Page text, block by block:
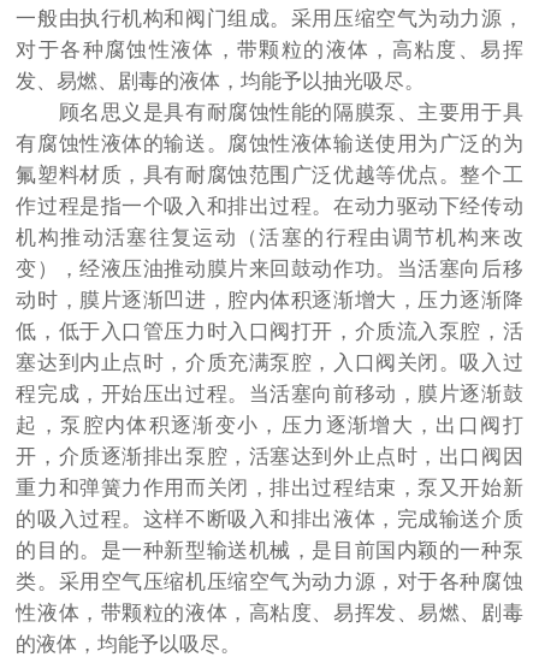
一般由执行机构和阀门组成。采用压缩空气为动力源，
对于各种腐蚀性液体，带颗粒的液体，高粘度、易挥
发、易燃、剧毒的液体，均能予以抽光吸尽。
顾名思义是具有耐腐蚀性能的隔膜泵、主要用于具
有腐蚀性液体的输送。腐蚀性液体输送使用为广泛的为
氟塑料材质，具有耐腐蚀范围广泛优越等优点。整个工
作过程是指一个吸入和排出过程。在动力驱动下经传动
机构推动活塞往复运动（活塞的行程由调节机构来改
变），经液压油推动膜片来回鼓动作功。当活塞向后移
动时，膜片逐渐凹进，腔内体积逐渐增大，压力逐渐降
低，低于入口管压力时入口阀打开，介质流入泵腔，活
塞达到内止点时，介质充满泵腔，入口阀关闭。吸入过
程完成，开始压出过程。当活塞向前移动，膜片逐渐鼓
起，泵腔内体积逐渐变小，压力逐渐增大，出口阀打
开，介质逐渐排出泵腔，活塞达到外止点时，出口阀因
重力和弹簧力作用而关闭，排出过程结束，泵又开始新
的吸入过程。这样不断吸入和排出液体，完成输送介质
的目的。是一种新型输送机械，是目前国内颖的一种泵
类。采用空气压缩机压缩空气为动力源，对于各种腐蚀
性液体，带颗粒的液体，高粘度、易挥发、易燃、剧毒
的液体，均能予以吸尽。